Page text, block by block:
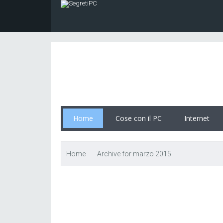
Home Cose con il PC Internet
Home Archive for marzo 2015